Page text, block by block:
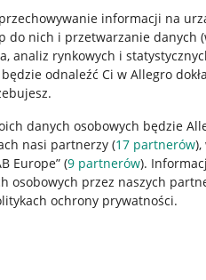
informacji na
do nich i przetwarzanie danych
analiz rynkowych i
odnaleźć Ci w Allegro
danych osobowych będzie
nasi partnerzy (17 partnerów),
Europe” (9 partnerów).
osobowych przez naszych
ochrony prywatności.
sprzedających